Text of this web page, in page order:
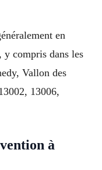
en
y compris dans les
Vallon des
13006,
à